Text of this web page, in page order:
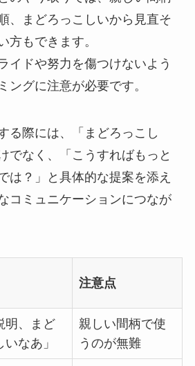
、まどろっこしいから見直そ
方もできます。
イドや努力を傷つけないよう
ングに注意が必要です。
る際には、「まどろっこし
でなく、「こうすればもっと
は？」と具体的な提案を添え
コミュニケーションにつなが
注意点
明、まど
なあ」
親しい間柄で使
うのが無難